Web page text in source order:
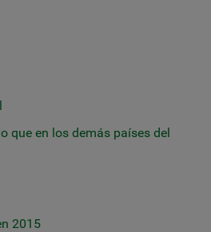
que en los demás países del
2015